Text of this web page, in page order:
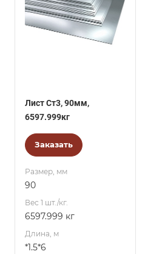
Лист Ст3, 90мм,
6597.999кг
Заказать
Размер, мм
90
Вес 1 шт./кг.
6597.999 кг
Длина, м
*1.5*6